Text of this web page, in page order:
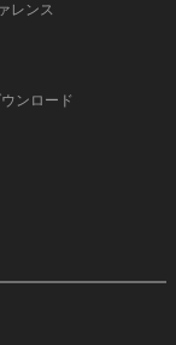
レンス
ンロード